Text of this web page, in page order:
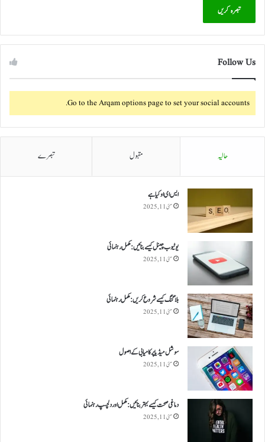
Follow Us
Go to the Arqam options page to set your social accounts.
حالیہ مقبول تبصرے
ایس ای او کیا ہے
مئی 11, 2025
یوٹیوب چینل کیسے بنائیں: مکمل رہنمائی
مئی 11, 2025
بلاگنگ کیسے شروع کریں: مکمل رہنمائی
مئی 11, 2025
سوشل میڈیا پر کامیابی کے اصول
مئی 11, 2025
دماغی صحت کیسے بہتر بنائیں: مکمل اور دلچسپ رہنمائی
مئی 11, 2025